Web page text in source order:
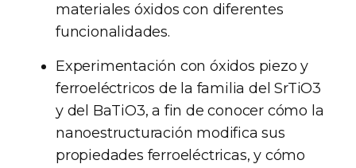
materiales óxidos con diferentes
funcionalidades.
Experimentación con óxidos piezo y
ferroeléctricos de la familia del SrTiO3
y del BaTiO3, a fin de conocer cómo la
nanoestructuración modifica sus
propiedades ferroeléctricas, y cómo